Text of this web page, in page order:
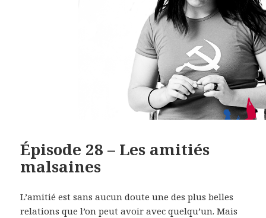
Épisode 28 – Les amitiés
malsaines
L’amitié est sans aucun doute une des plus belles
relations que l’on peut avoir avec quelqu’un. Mais